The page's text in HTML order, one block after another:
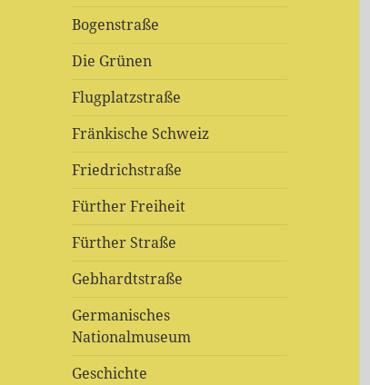
Bogenstraße
Die Grünen
Flugplatzstraße
Fränkische Schweiz
Friedrichstraße
Fürther Freiheit
Fürther Straße
Gebhardtstraße
Germanisches
Nationalmuseum
Geschichte